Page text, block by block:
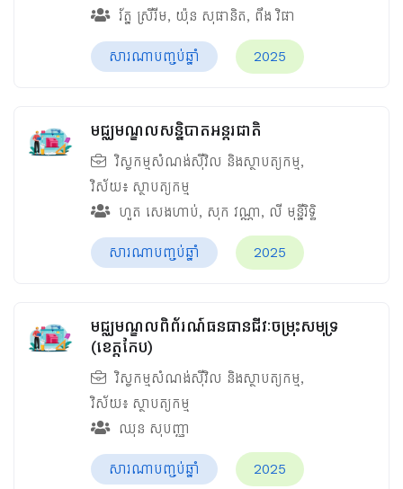
រ័ត្ន ស្រីរីម, យ៉ុន សុផានិត, ពឹង វិផា
សារណាបញ្ចប់ឆ្នាំ 2025
មជ្ឈមណ្ឌលសន្និបាតអន្តរជាតិ
វិស្វកម្មសំណង់ស៊ីវិល និងស្ថាបត្យកម្ម,
វិស័យ៖ ស្ថាបត្យកម្ម
ហួត សេងហាប់, សុក វណ្ណា, លី មុន្នីរិទ្ធិ
សារណាបញ្ចប់ឆ្នាំ 2025
មជ្ឈមណ្ឌលពិព័រណ៍ធនធានជីវៈចម្រុះសមុទ្រ
(ខេត្តកែប)
វិស្វកម្មសំណង់ស៊ីវិល និងស្ថាបត្យកម្ម,
វិស័យ៖ ស្ថាបត្យកម្ម
ឈុន សុបញ្ញា
សារណាបញ្ចប់ឆ្នាំ 2025